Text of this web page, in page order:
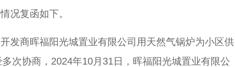
况复函如下。
发商晖福阳光城置业有限公司用天然气锅炉为小区供
次协商，2024年10月31日，晖福阳光城置业有限公